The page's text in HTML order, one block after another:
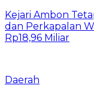
Kejari Ambon
dan Perkapalan
Rp18,96 Miliar
Daerah